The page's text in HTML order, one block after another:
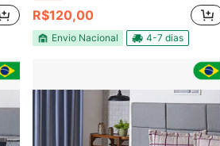
R$120,00
Envio Nacional 4-7 dias